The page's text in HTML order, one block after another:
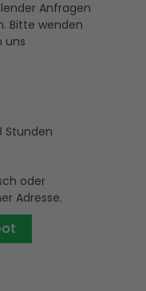
Anfragen
Bitte wenden
uns
Stunden
oder
Adresse.